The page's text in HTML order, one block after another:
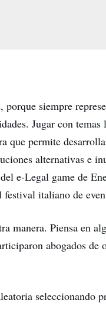
porque siempre
Jugar con
que permite
alternativas e
e-Legal game de
italiano de
manera. Piensa en
abogados de
seleccionando